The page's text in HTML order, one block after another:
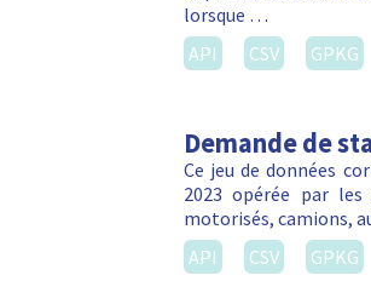
lorsque …
API
CSV GPKG
Demande de
Ce jeu de données
2023 opérée par
motorisés, camions,
API
CSV GPKG